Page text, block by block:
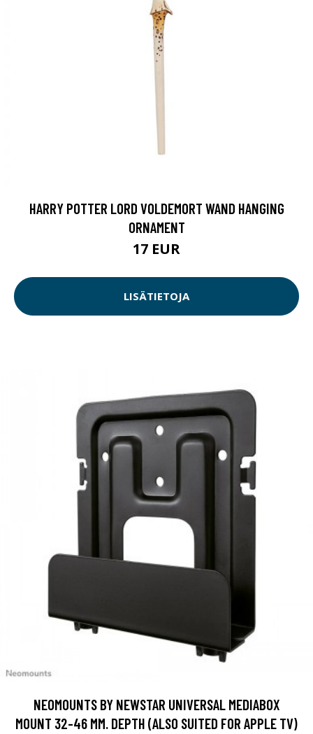
HARRY POTTER LORD VOLDEMORT WAND HANGING
ORNAMENT
17 EUR
LISÄTIETOJA
NEOMOUNTS BY NEWSTAR UNIVERSAL MEDIABOX
MOUNT 32-46 MM. DEPTH (ALSO SUITED FOR APPLE TV)